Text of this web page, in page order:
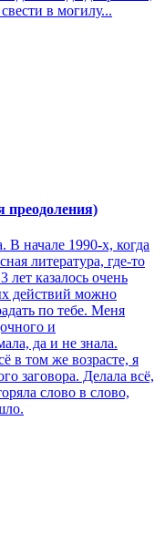
в могилу...
преодоления)
В начале 1990-х, когда
литература, где-то
казалось очень
действий можно
по тебе. Меня
и
да и не знала.
в том же возрасте, я
заговора. Делала всё,
слово в слово,